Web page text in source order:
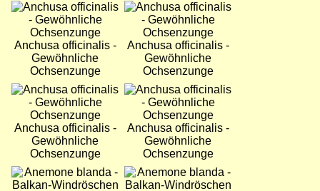
Bild
Anchusa officinalis -
Gewöhnliche
Ochsenzunge
Bild
Anchusa officinalis -
Gewöhnliche
Ochsenzunge
Bild
Anchusa officinalis -
Gewöhnliche
Ochsenzunge
Bild
Anchusa officinalis -
Gewöhnliche
Ochsenzunge
Bild
Bild